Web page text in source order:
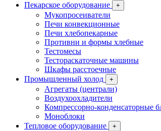
Пекарское оборудование
+
Мукопросеиватели
Печи конвекционные
Печи хлебопекарные
Противни и формы хлебные
Тестомесы
Тестораскаточные машины
Шкафы расстоечные
Промышленный холод
+
Агрегаты (централи)
Воздухоохладители
Компрессорно-конденсаторные
Моноблоки
Тепловое оборудование
+